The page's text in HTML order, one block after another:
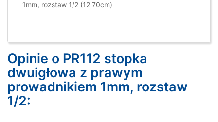
1mm, rozstaw 1/2 (12,70cm)
Opinie o PR112 stopka
dwuigłowa z prawym
prowadnikiem 1mm, rozstaw
1/2: